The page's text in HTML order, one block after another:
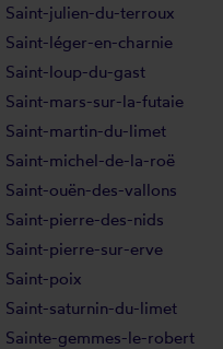
Saint-julien-du-terroux
Saint-léger-en-charnie
Saint-loup-du-gast
Saint-mars-sur-la-futaie
Saint-martin-du-limet
Saint-michel-de-la-roë
Saint-ouën-des-vallons
Saint-pierre-des-nids
Saint-pierre-sur-erve
Saint-poix
Saint-saturnin-du-limet
Sainte-gemmes-le-robert